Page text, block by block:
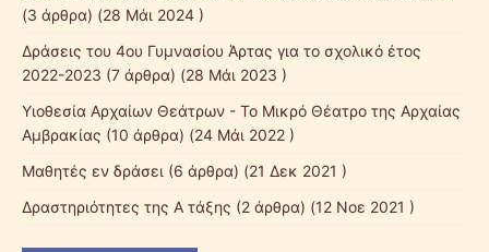
(3 άρθρα) (28 Μάι 2024 )
Δράσεις του 4ου Γυμνασίου Άρτας για το σχολικό έτος
2022-2023 (7 άρθρα) (28 Μάι 2023 )
Υιοθεσία Αρχαίων Θεάτρων - Το Μικρό Θέατρο της Αρχαίας
Αμβρακίας (10 άρθρα) (24 Μάι 2022 )
Μαθητές εν δράσει (6 άρθρα) (21 Δεκ 2021 )
Δραστηριότητες της Α τάξης (2 άρθρα) (12 Νοε 2021 )